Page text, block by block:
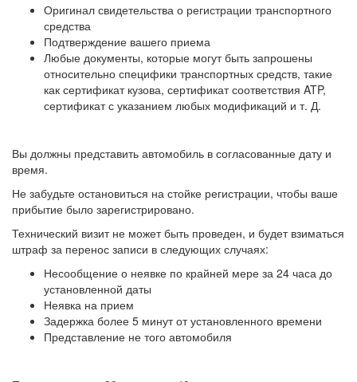
Оригинал свидетельства о регистрации транспортного
средства
Подтверждение вашего приема
Любые документы, которые могут быть запрошены
относительно специфики транспортных средств, такие
как сертификат кузова, сертификат соответствия ATP,
сертификат с указанием любых модификаций и т. Д.
Вы должны представить автомобиль в согласованные дату и
время.
Не забудьте остановиться на стойке регистрации, чтобы ваше
прибытие было зарегистрировано.
Технический визит не может быть проведен, и будет взиматься
штраф за перенос записи в следующих случаях:
Несообщение о неявке по крайней мере за 24 часа до
установленной даты
Неявка на прием
Задержка более 5 минут от установленного времени
Представление не того автомобиля